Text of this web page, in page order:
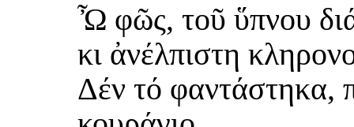
Ὦ φῶς, τοῦ ὕπνου
κι ἀνέλπιστη
Δέν τό φαντάστηκα,